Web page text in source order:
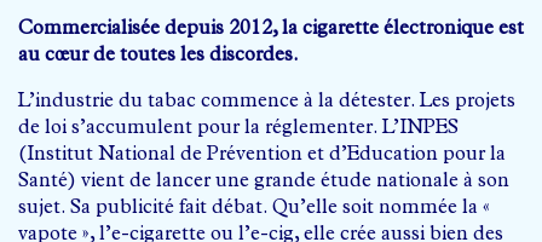
Commercialisée depuis 2012, la cigarette électronique est
au cœur de toutes les discordes.
L’industrie du tabac commence à la détester. Les projets
de loi s’accumulent pour la réglementer. L’INPES
(Institut National de Prévention et d’Education pour la
Santé) vient de lancer une grande étude nationale à son
sujet. Sa publicité fait débat. Qu’elle soit nommée la «
vapote », l’e-cigarette ou l’e-cig, elle crée aussi bien des